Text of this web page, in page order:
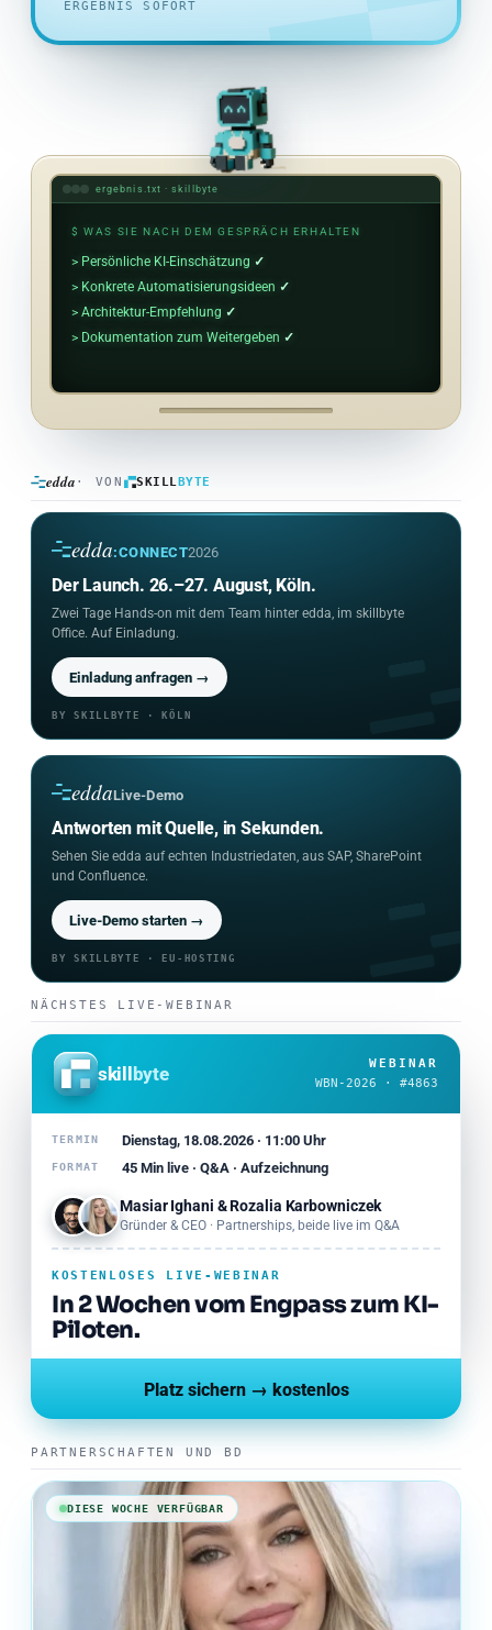
ERGEBNIS SOFORT
ergebnis.txt · skillbyte
$ WAS SIE NACH DEM GESPRÄCH ERHALTEN
> Persönliche KI-Einschätzung ✓
> Konkrete Automatisierungsideen ✓
> Architektur-Empfehlung ✓
> Dokumentation zum Weitergeben ✓
edda· VON SKILLBYTE
edda:CONNECT2026
Der Launch. 26.–27. August, Köln.
Zwei Tage Hands-on mit dem Team hinter edda, im skillbyte
Office. Auf Einladung.
Einladung anfragen →
eddaLive-Demo
Antworten mit Quelle, in Sekunden.
Sehen Sie edda auf echten Industriedaten, aus SAP, SharePoint
und Confluence.
NÄCHSTES LIVE-WEBINAR
WEBINAR
WBN-2026 · #4863
TERMIN Dienstag, 18.08.2026 · 11:00 Uhr
45 Min live · Q&A · Aufzeichnung
Masiar Ighani & Rozalia Karbowniczek
Gründer & CEO · Partnerships, beide live im Q&A
KOSTENLOSES LIVE-WEBINAR
In 2 Wochen vom Engpass zum KI-
Piloten.
Platz sichern → kostenlos
PARTNERSCHAFTEN UND BD
DIESE WOCHE VERFÜGBAR